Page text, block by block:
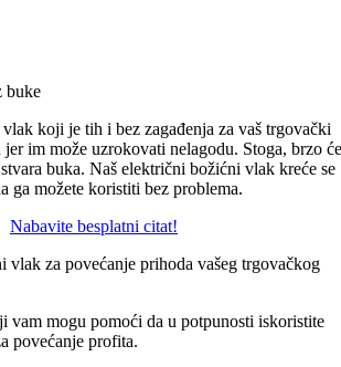
buke
koji je tih i bez zagađenja za vaš trgovački
im može uzrokovati nelagodu. Stoga, brzo
buka. Naš električni božićni vlak kreće se
ga možete koristiti bez problema.
Nabavite besplatni citat!
za povećanje prihoda vašeg trgovačkog
vam mogu pomoći da u potpunosti iskoristite
povećanje profita.